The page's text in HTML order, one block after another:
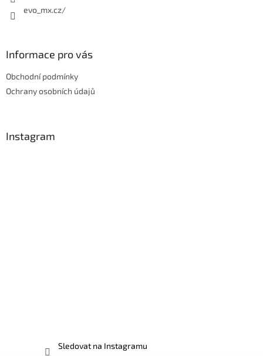
evo_mx.cz/
Informace pro vás
Obchodní podmínky
Ochrany osobních údajů
Instagram
Sledovat na Instagramu